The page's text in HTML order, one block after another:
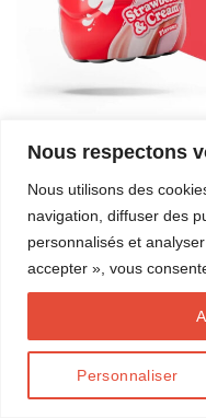
Nous respectons
Nous utilisons des
navigation, diffuser des
personnalisés et
accepter », vous
Personnaliser
Les commentaires et les
←Précédent
Suivant→
Copyright